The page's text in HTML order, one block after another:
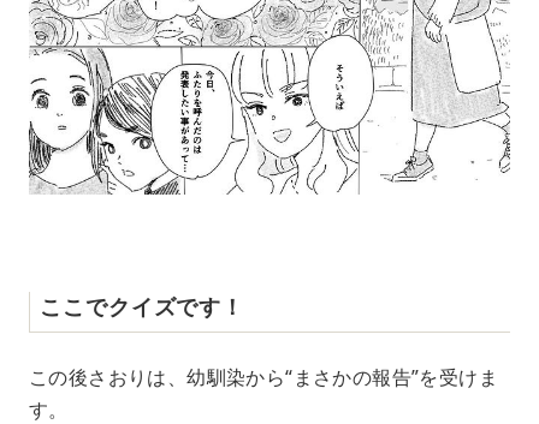
ここでクイズです！
この後さおりは、幼馴染から“まさかの報告”を受けま
す。